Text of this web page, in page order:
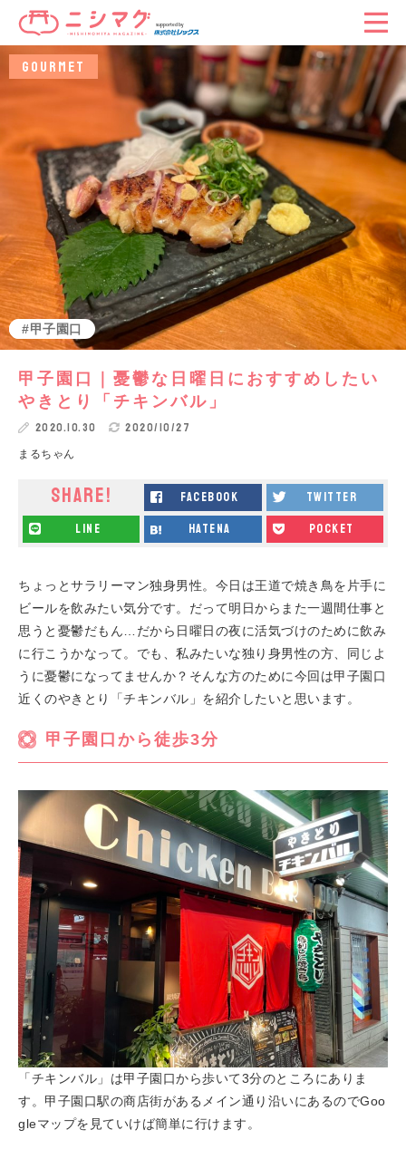
グルメ
甲子園口
GOURMET
甲子園口｜憂鬱な日曜日におすすめしたい
やきとり「チキンバル」
2020.10.30 2020/10/27
まるちゃん
SHARE! facebook twitter
line hatena pocket
ちょっとサラリーマン独身男性。今日は王道で焼き鳥を片手に
ビールを飲みたい気分です。だって明日からまた一週間仕事と
思うと憂鬱だもん…だから日曜日の夜に活気づけのために飲み
に行こうかなって。でも、私みたいな独り身男性の方、同じよ
うに憂鬱になってませんか？そんな方のために今回は甲子園口
近くのやきとり「チキンバル」を紹介したいと思います。
甲子園口から徒歩3分
「チキンバル」は甲子園口から歩いて3分のところにありま
す。甲子園口駅の商店街があるメイン通り沿いにあるのでGoo
gleマップを見ていけば簡単に行けます。